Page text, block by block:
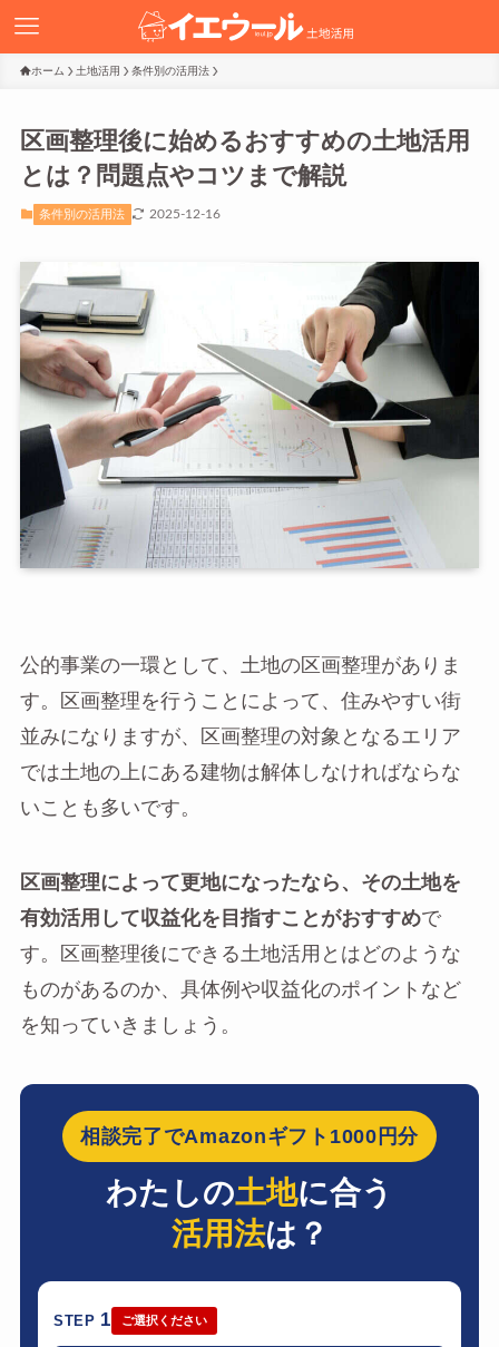
ホーム 土地活用 条件別の活用法
区画整理後に始めるおすすめの土地活用
とは？問題点やコツまで解説
条件別の活用法 2025-12-16
公的事業の一環として、土地の区画整理がありま
す。区画整理を行うことによって、住みやすい街
並みになりますが、区画整理の対象となるエリア
では土地の上にある建物は解体しなければならな
いことも多いです。
区画整理によって更地になったなら、その土地を
有効活用して収益化を目指すことがおすすめで
す。区画整理後にできる土地活用とはどのような
ものがあるのか、具体例や収益化のポイントなど
を知っていきましょう。
相談完了でAmazonギフト1000円分
わたしの土地に合う
活用法は？
STEP 1 ご選択ください